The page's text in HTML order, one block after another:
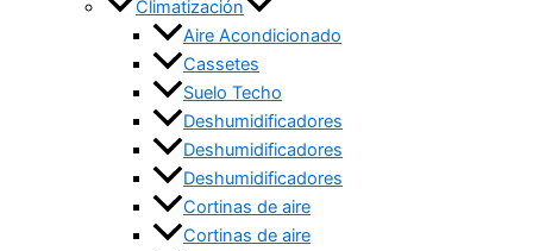
Climatización
Aire Acondicionado
Cassetes
Suelo Techo
Deshumidificadores
Deshumidificadores
Deshumidificadores
Cortinas de aire
Cortinas de aire